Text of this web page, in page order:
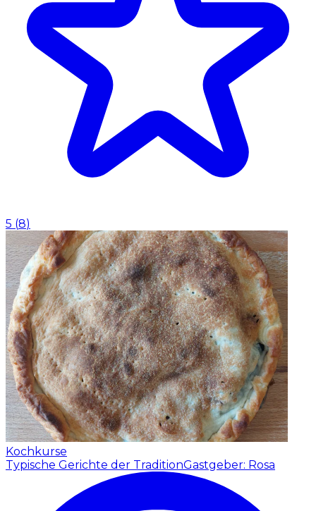
5 (8)
Kochkurse
Typische Gerichte der TraditionGastgeber: Rosa